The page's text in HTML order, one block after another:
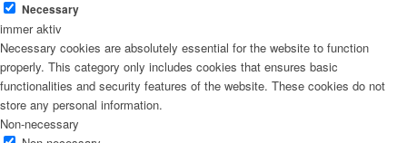
Necessary
immer aktiv
Necessary cookies are absolutely essential for the website to function
properly. This category only includes cookies that ensures basic
functionalities and security features of the website. These cookies do not
store any personal information.
Non-necessary